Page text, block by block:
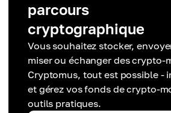
parcours
cryptographique
Vous souhaitez stocker,
miser ou échanger des crypto-
Cryptomus, tout est possible -
et gérez vos fonds de crypto-
outils pratiques.